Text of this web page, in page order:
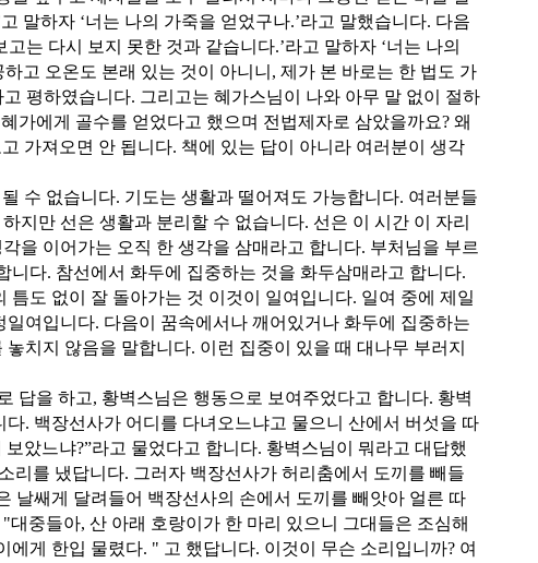
말하자 ‘너는 나의 가죽을 얻었구나.’라고 말했습니다. 다음
는 다시 보지 못한 것과 같습니다.’라고 말하자 ‘너는 나의
고 오온도 본래 있는 것이 아니니, 제가 본 바로는 한 법도 가
평하였습니다. 그리고는 혜가스님이 나와 아무 말 없이 절하
가에게 골수를 얻었다고 했으며 전법제자로 삼았을까요? 왜
가져오면 안 됩니다. 책에 있는 답이 아니라 여러분이 생각
수 없습니다. 기도는 생활과 떨어져도 가능합니다. 여러분들
지만 선은 생활과 분리할 수 없습니다. 선은 이 시간 이 자리
을 이어가는 오직 한 생각을 삼매라고 합니다. 부처님을 부르
다. 참선에서 화두에 집중하는 것을 화두삼매라고 합니다.
도 없이 잘 돌아가는 것 이것이 일여입니다. 일여 중에 제일
여입니다. 다음이 꿈속에서나 깨어있거나 화두에 집중하는
치지 않음을 말합니다. 이런 집중이 있을 때 대나무 부러지
답을 하고, 황벽스님은 행동으로 보여주었다고 합니다. 황벽
. 백장선사가 어디를 다녀오느냐고 물으니 산에서 버섯을 따
았느냐?”라고 물었다고 합니다. 황벽스님이 뭐라고 대답했
리를 냈답니다. 그러자 백장선사가 허리춤에서 도끼를 빼들
날쌔게 달려들어 백장선사의 손에서 도끼를 빼앗아 얼른 따
중들아, 산 아래 호랑이가 한 마리 있으니 그대들은 조심해
게 한입 물렸다. " 고 했답니다. 이것이 무슨 소리입니까? 여